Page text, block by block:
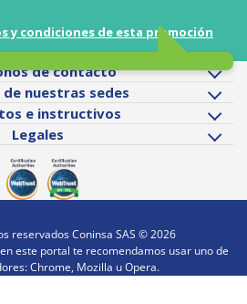
y condiciones de esta promoción
de contacto
nuestras sedes
e instructivos
Legales
reservados Coninsa SAS ©2026
este portal te recomendamos usar uno de
Chrome, Mozilla u Opera.